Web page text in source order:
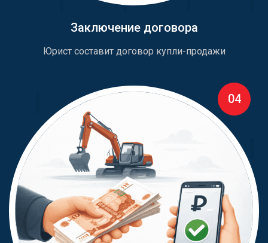
Заключение договора
Юрист составит договор купли-продажи
04